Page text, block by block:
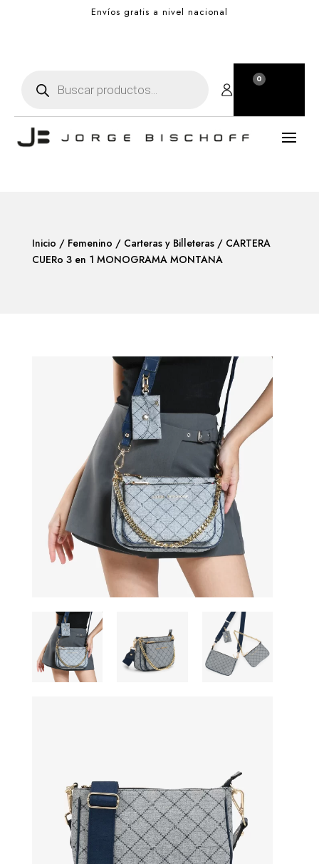
Envíos gratis a nivel nacional
productos Carro
0
$
Inicio / Femenino / Carteras y Billeteras/ CARTERA
CUERo 3 en 1 MONOGRAMA MONTANA